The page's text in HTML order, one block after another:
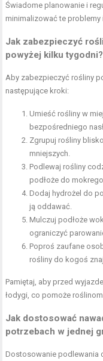
Świadome planowanie i
minimalizować te
Jak zabezpieczyć
powyżej kilku tygodni?
Aby zabezpieczyć rośliny
następujące kroki:
Umieść rośliny w
bezpośredniego
Zgrupuj rośliny
mniejszych.
Podlewaj rośliny
podłoże do mokrego
Dodaj hydrożel do
ją oddawać.
Mulczuj podłoże
ograniczyć
Poproś zaufane
rośliny do kogoś
Pamiętaj, aby przed
łodygi, co pomoże
Jak dostosować
potrzebach w jednej
Dostosowanie podlewania